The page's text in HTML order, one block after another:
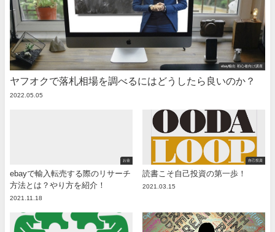
ebay輸出 初心者向け講座
ヤフオクで落札相場を調べるにはどうしたら良いのか？
2022.05.05
お金
ebayで輸入転売する際のリサーチ
方法とは？やり方を紹介！
2021.11.18
自己投資
読書こそ自己投資の第一歩！
2021.03.15